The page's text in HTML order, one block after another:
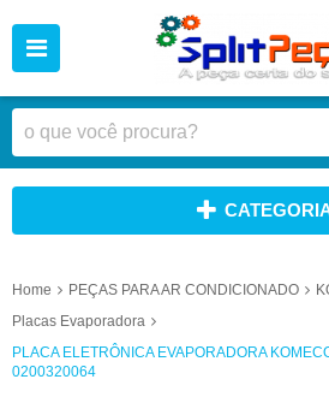
Home PEÇAS PARA AR CONDICIONADO
Placas Evaporadora
PLACA ELETRÔNICA EVAPORADORA
0200320064